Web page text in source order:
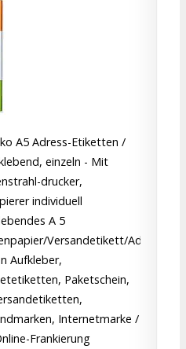
A5 Adress-Etiketten /
einzeln - Mit
drucker,
individuell
A 5
Versandetikett/
Aufkleber,
Paketschein,
Internetmarke /
Frankierung